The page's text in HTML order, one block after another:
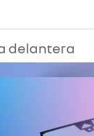
delantera